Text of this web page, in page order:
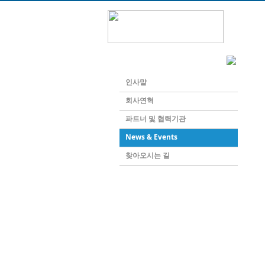
인사말
회사연혁
파트너 및 협력기관
News & Events
찾아오시는 길